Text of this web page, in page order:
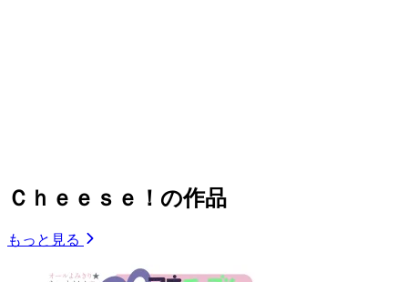
Ｃｈｅｅｓｅ！の作品
もっと見る